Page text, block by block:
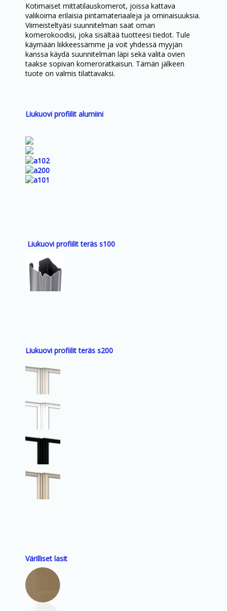
Kotimaiset mittatilauskomerot, joissa kattava
valikoima erilaisia pintamateriaaleja ja ominaisuuksia.
Viimeisteltyäsi suunnitelman saat oman
komerokoodisi, joka sisältää tuotteesi tiedot. Tule
käymään liikkeessämme ja voit yhdessä myyjän
kanssa käydä suunnitelman läpi sekä valita ovien
taakse sopivan komeroratkaisun. Tämän jälkeen
tuote on valmis tilattavaksi.
Liukuovi profiilit alumiini
Liukuovi profiilit teräs s100
Liukuovi profiilit teräs s200
Värilliset lasit